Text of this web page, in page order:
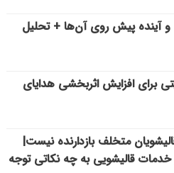
آینده پیش روی آن‌ها + تحلیل
برای افزایش اثربخشی هدایای
متخلف بازدارنده نیست|
خدمات قالیشویی به چه نکاتی توجه